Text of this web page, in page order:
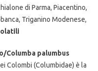
di Parma, Piacentino,
Triganino Modenese,
Columba palumbus
Colombi (Columbidae) è la